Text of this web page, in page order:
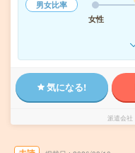
男女比率
女性
気になる!
派遣会社